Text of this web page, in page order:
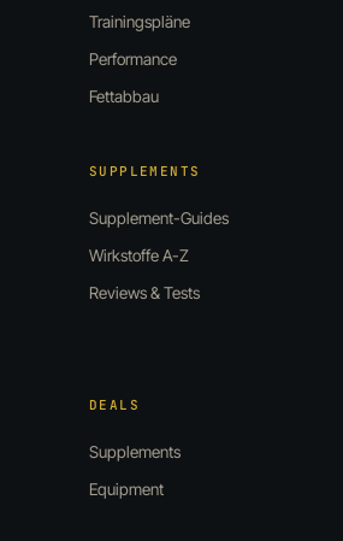
Trainingspläne
Performance
Fettabbau
SUPPLEMENTS
Supplement-Guides
Wirkstoffe A-Z
Reviews & Tests
DEALS
Supplements
Equipment